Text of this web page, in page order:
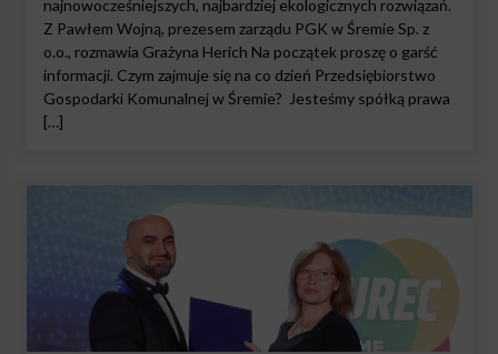
najnowocześniejszych, najbardziej ekologicznych rozwiązań.
Z Pawłem Wojną, prezesem zarządu PGK w Śremie Sp. z
o.o., rozmawia Grażyna Herich Na początek proszę o garść
informacji. Czym zajmuje się na co dzień Przedsiębiorstwo
Gospodarki Komunalnej w Śremie? Jesteśmy spółką prawa
[…]